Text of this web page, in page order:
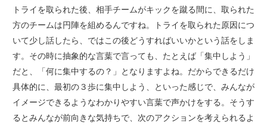
トライを取られた後、相手チームがキックを蹴る間に、取られた
方のチームは円陣を組めるんですね。トライを取られた原因につ
いて少し話したら、ではこの後どうすればいいかという話をしま
す。その時に抽象的な言葉で言っても、たとえば「集中しよう」
だと、「何に集中するの？」となりますよね。だからできるだけ
具体的に、最初の３歩に集中しよう、といった感じで、みんなが
イメージできるようなわかりやすい言葉で声かけをする。そうす
るとみんなが前向きな気持ちで、次のアクションを考えられるよ